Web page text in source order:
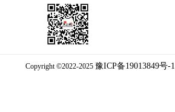
Copyright ©2022-2025 豫ICP备19013849号-1